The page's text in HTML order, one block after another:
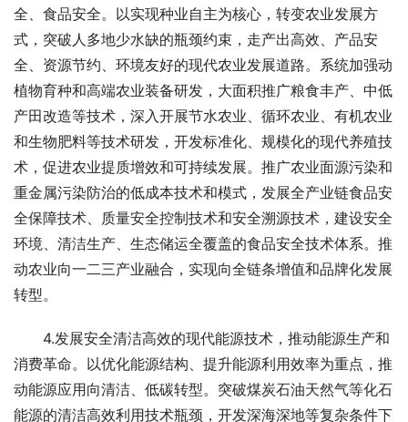
全、食品安全。以实现种业自主为核心，转变农业发展方
式，突破人多地少水缺的瓶颈约束，走产出高效、产品安
全、资源节约、环境友好的现代农业发展道路。系统加强动
植物育种和高端农业装备研发，大面积推广粮食丰产、中低
产田改造等技术，深入开展节水农业、循环农业、有机农业
和生物肥料等技术研发，开发标准化、规模化的现代养殖技
术，促进农业提质增效和可持续发展。推广农业面源污染和
重金属污染防治的低成本技术和模式，发展全产业链食品安
全保障技术、质量安全控制技术和安全溯源技术，建设安全
环境、清洁生产、生态储运全覆盖的食品安全技术体系。推
动农业向一二三产业融合，实现向全链条增值和品牌化发展
转型。
4.发展安全清洁高效的现代能源技术，推动能源生产和
消费革命。以优化能源结构、提升能源利用效率为重点，推
动能源应用向清洁、低碳转型。突破煤炭石油天然气等化石
能源的清洁高效利用技术瓶颈，开发深海深地等复杂条件下